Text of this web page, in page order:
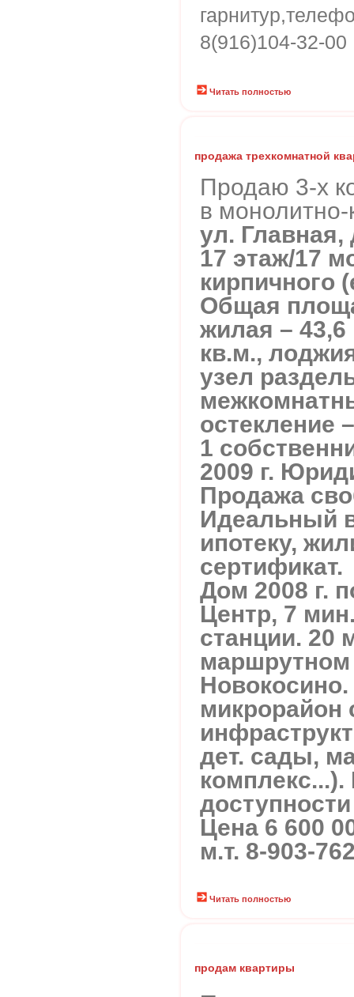
8(916)104-32-00
Читать полностью
продажа трехкомнатной
Продаю 3-х
в
ул. Главная,
17 этаж/17
кирпичного
Общая
жилая – 43,6
кв.м.,
узел
остекление
1
2009 г.
Продажа
Идеальный
ипотеку,
сертификат.
Дом 2008 г.
Центр, 7
станции. 20
маршрутном
микрорайон
дет. сады,
Цена 6 600
м.т. 8-903-
Читать полностью
продам квартиры